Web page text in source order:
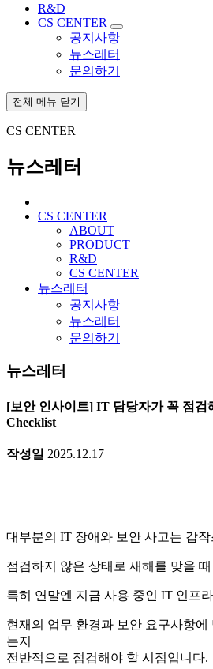
R&D
CS CENTER
공지사항
뉴스레터
문의하기
전체 메뉴 닫기
CS CENTER
뉴스레터
CS CENTER
ABOUT
PRODUCT
R&D
CS CENTER
뉴스레터
공지사항
뉴스레터
문의하기
뉴스레터
[보안 인사이트] IT 담당자가 꼭 점검
Checklist
작성일 2025.12.17
대부분의 IT 장애와 보안 사고는 갑
점검하지 않은 상태로 새해를 맞을
특히 연말엔 지금 사용 중인 IT 인프
현재의 업무 환경과 보안 요구사항에
는지
전반적으로 점검해야 할 시점입니다.